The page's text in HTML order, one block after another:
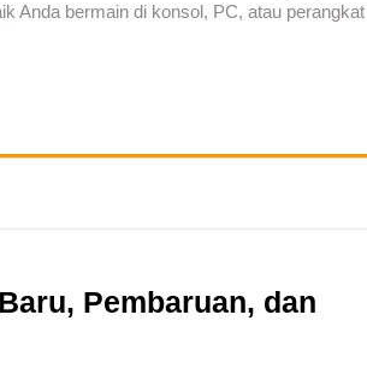
Anda bermain di konsol, PC, atau perangkat
Pembaruan, dan